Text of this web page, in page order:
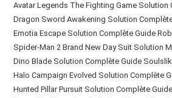
Avatar Legends The Fighting Game Solution
Dragon Sword Awakening Solution Complète
Emotia Escape Solution Complète Guide
Spider-Man 2 Brand New Day Suit Solution
Dino Blade Solution Complète Guide
Halo Campaign Evolved Solution Complète
Hunted Pillar Pursuit Solution Complète